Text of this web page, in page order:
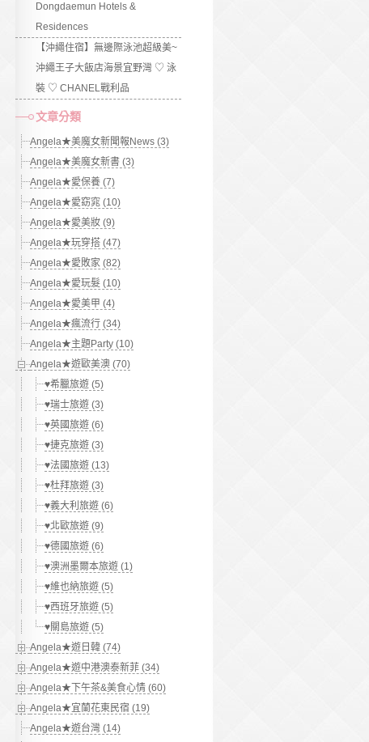
Dongdaemun Hotels &
Residences
【沖繩住宿】無邊際泳池超級美~
沖繩王子大飯店海景宜野灣 ♡ 泳
裝 ♡ CHANEL戰利品
文章分類
Angela★美魔女新聞報News (3)
Angela★美魔女新書 (3)
Angela★愛保養 (7)
Angela★愛窈窕 (10)
Angela★愛美妝 (9)
Angela★玩穿搭 (47)
Angela★愛敗家 (82)
Angela★愛玩髮 (10)
Angela★愛美甲 (4)
Angela★瘋流行 (34)
Angela★主題Party (10)
Angela★遊歐美澳 (70)
♥希臘旅遊 (5)
♥瑞士旅遊 (3)
♥英國旅遊 (6)
♥捷克旅遊 (3)
♥法國旅遊 (13)
♥杜拜旅遊 (3)
♥義大利旅遊 (6)
♥北歐旅遊 (9)
♥德國旅遊 (6)
♥澳洲墨爾本旅遊 (1)
♥維也納旅遊 (5)
♥西班牙旅遊 (5)
♥關島旅遊 (5)
Angela★遊日韓 (74)
Angela★遊中港澳泰新菲 (34)
Angela★下午茶&美食心情 (60)
Angela★宜蘭花東民宿 (19)
Angela★遊台灣 (14)